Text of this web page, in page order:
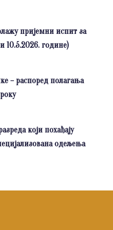
пријемни испит за
10.5.2026. године)
– распоред полагања
који похађају
одељења